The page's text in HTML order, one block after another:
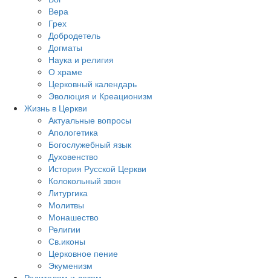
Вера
Грех
Добродетель
Догматы
Наука и религия
О храме
Церковный календарь
Эволюция и Креационизм
Жизнь в Церкви
Актуальные вопросы
Апологетика
Богослужебный язык
Духовенство
История Русской Церкви
Колокольный звон
Литургика
Молитвы
Монашество
Религии
Св.иконы
Церковное пение
Экуменизм